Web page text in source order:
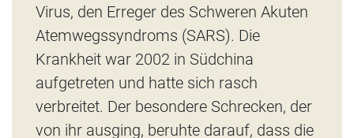
Virus, den Erreger des Schweren Akuten
Atemwegssyndroms (SARS). Die
Krankheit war 2002 in Südchina
aufgetreten und hatte sich rasch
verbreitet. Der besondere Schrecken, der
von ihr ausging, beruhte darauf, dass die